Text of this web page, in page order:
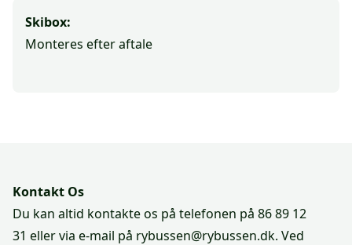
Skibox:
Monteres efter aftale
Kontakt Os
Du kan altid kontakte os på telefonen på 86 89 12
31 eller via e-mail på rybussen@rybussen.dk. Ved